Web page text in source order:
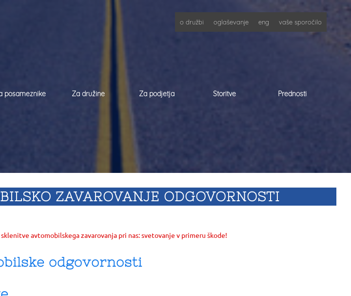
o družbi oglaševanje eng vaše sporočilo
posameznike Za družine Za podjetja Storitve Prednosti
ZAVAROVANJE ODGOVORNOSTI
avtomobilskega zavarovanja pri nas: svetovanje v primeru škode!
odgovornosti